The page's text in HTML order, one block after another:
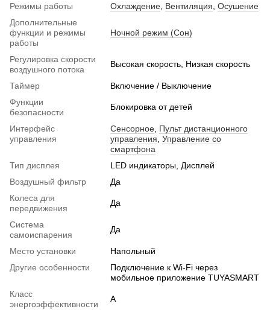
Режимы работы Охлаждение, Вентиляция, Осушение
Дополнительные
функции и режимы
работы
Ночной режим (Сон)
Регулировка скорости
воздушного потока
Высокая скорость, Низкая скорость
Таймер
Включение / Выключение
Функции
безопасности
Блокировка от детей
Интерфейс
управления
Сенсорное, Пульт дистанционного
управления, Управление со
смартфона
Тип дисплея
LED индикаторы, Дисплей
Воздушный фильтр
Да
Колеса для
передвижения
Да
Система
самоиспарения
Да
Место установки
Напольный
Другие особенности
Подключение к Wi-Fi через
мобильное приложение TUYASMART
Класс
энергоэффективности
A